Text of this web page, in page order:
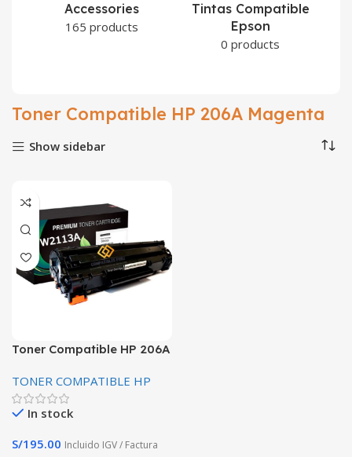
Accessories
165 products
Tintas Compatible
Epson
0 products
Toner Compatible HP 206A Magenta
Show sidebar
Toner Compatible HP 206A
1,250 Paginas Con Chip
TONER COMPATIBLE HP
In stock
S/195.00 Incluido IGV / Factura